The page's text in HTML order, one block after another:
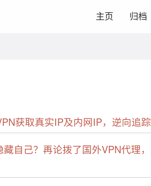
主页 归档
获取真实IP及内网IP，逆向追踪
自己？再论拨了国外VPN代理